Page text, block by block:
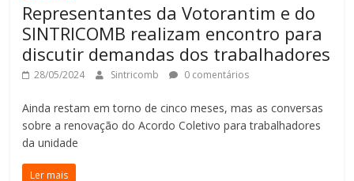
Representantes da Votorantim e do
SINTRICOMB realizam encontro para
discutir demandas dos trabalhadores
28/05/2024 Sintricomb 0 comentários
Ainda restam em torno de cinco meses, mas as conversas
sobre a renovação do Acordo Coletivo para trabalhadores
da unidade
Ler mais